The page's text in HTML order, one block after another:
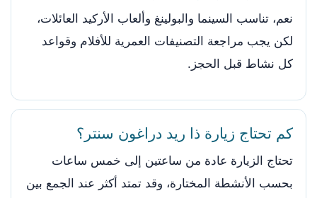
نعم، تناسب السينما والبولينغ وألعاب الأركيد العائلات،
لكن يجب مراجعة التصنيفات العمرية للأفلام وقواعد
كل نشاط قبل الحجز.
كم تحتاج زيارة ذا ريد دراغون سنتر؟
تحتاج الزيارة عادة من ساعتين إلى خمس ساعات
بحسب الأنشطة المختارة، وقد تمتد أكثر عند الجمع بين